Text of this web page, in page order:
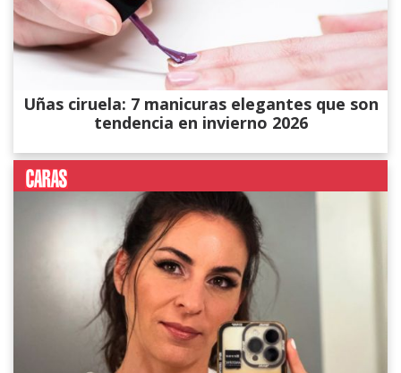
Uñas ciruela: 7 manicuras elegantes que son
tendencia en invierno 2026